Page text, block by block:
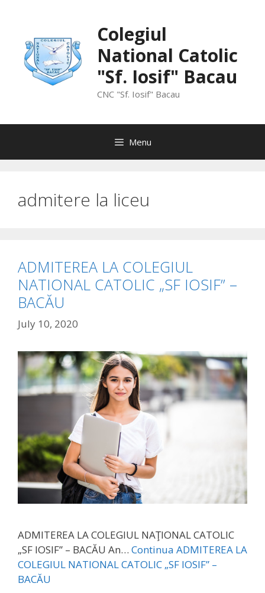
content
Colegiul
National Catolic
"Sf. Iosif" Bacau
CNC "Sf. Iosif" Bacau
Menu
admitere la liceu
ADMITEREA LA COLEGIUL
NATIONAL CATOLIC „SF IOSIF” –
BACĂU
July 10, 2020
ADMITEREA LA COLEGIUL NAŢIONAL CATOLIC
„SF IOSIF” – BACĂU An… Continua ADMITEREA LA
COLEGIUL NATIONAL CATOLIC „SF IOSIF” –
BACĂU